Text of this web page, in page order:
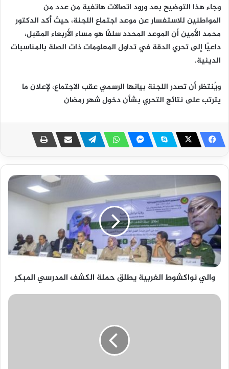
وجاء هذا التوضيح بعد ورود اتصالات هاتفية من عدد من
المواطنين للاستفسار عن موعد اجتماع اللجنة، حيث أكد الدكتور
محمد الأمين أن الموعد المحدد سلفًا هو مساء الأربعاء المقبل،
داعيًا إلى تحري الدقة في تداول المعلومات ذات الصلة بالمناسبات
الدينية.
ويُنتظر أن تصدر اللجنة بيانها الرسمي عقب الاجتماع، لإعلان ما
يترتب على نتائج التحري بشأن دخول شهر رمضان
والي نواكشوط الغربية يطلق حملة الكشف المدرسي المبكر